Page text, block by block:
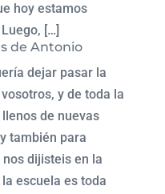
hoy estamos
[…]
de Antonio
dejar pasar la
y de toda la
de nuevas
también para
dijisteis en la
escuela es toda